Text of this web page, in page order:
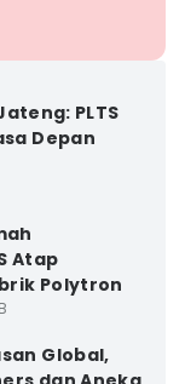
PLTS
Depan
Atap
Polytron
Global,